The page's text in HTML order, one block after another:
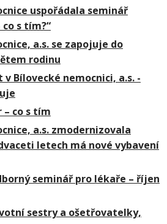
uspořádala seminář
s tím?“
a.s. se zapojuje do
rodinu
Bílovecké nemocnici, a.s. -
– co s tím
a.s. zmodernizovala
letech má nové vybavení
seminář pro lékaře – říjen
sestry a ošetřovatelky,